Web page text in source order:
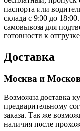
паспорта или
склада с 9:00 до
самовывоза для
готовности к
Доставка
Москва и
Возможна доставка
предварительному
заказа. Так же
наличия после